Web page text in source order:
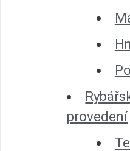
provedení